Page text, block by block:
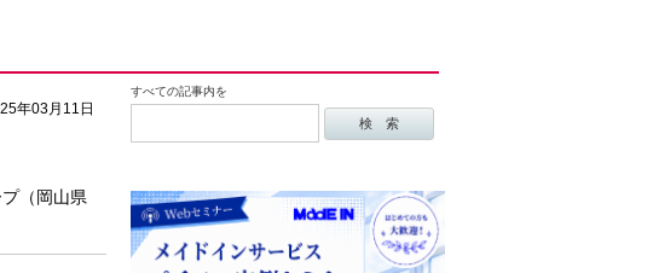
すべての記事内を
年03月11日
（岡山県